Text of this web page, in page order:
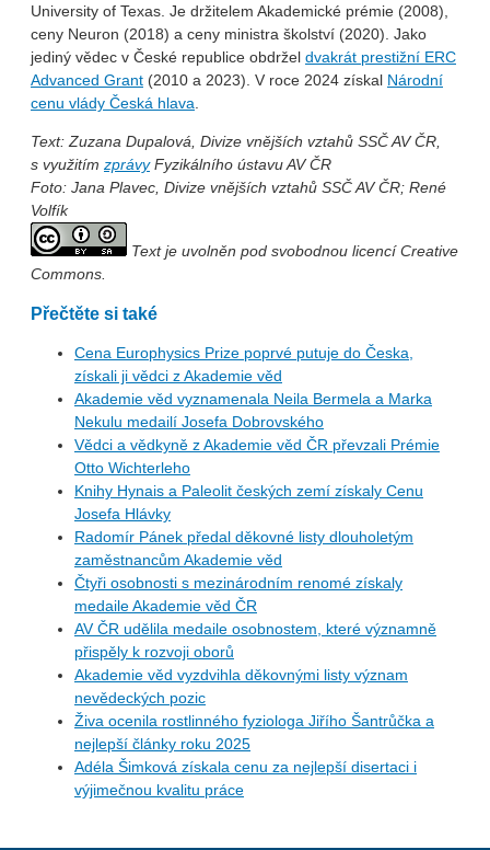
University of Texas. Je držitelem Akademické prémie (2008),
ceny Neuron (2018) a ceny ministra školství (2020). Jako
jediný vědec v České republice obdržel dvakrát prestižní ERC
Advanced Grant (2010 a 2023). V roce 2024 získal Národní
cenu vlády Česká hlava
Text: Zuzana Dupalová, Divize vnějších vztahů SSČ AV ČR,
s využitím zprávyFyzikálního ústavu AV ČR
Foto: Jana Plavec, Divize vnějších vztahů SSČ AV ČR; René
Volfík
Text je uvolněn pod svobodnou licencí Creative
Commons.
Přečtěte si také
Cena Europhysics Prize poprvé putuje do Česka,
získali ji vědci z Akademie věd
Akademie věd vyznamenala Neila Bermela a Marka
Nekulu medailí Josefa Dobrovského
Vědci a vědkyně z Akademie věd ČR převzali Prémie
Otto Wichterleho
Knihy Hynais a Paleolit českých zemí získaly Cenu
Josefa Hlávky
Radomír Pánek předal děkovné listy dlouholetým
zaměstnancům Akademie věd
Čtyři osobnosti s mezinárodním renomé získaly
medaile Akademie věd ČR
AV ČR udělila medaile osobnostem, které významně
přispěly k rozvoji oborů
Akademie věd vyzdvihla děkovnými listy význam
nevědeckých pozic
Živa ocenila rostlinného fyziologa Jiřího Šantrůčka a
nejlepší články roku 2025
Adéla Šimková získala cenu za nejlepší disertaci i
výjimečnou kvalitu práce